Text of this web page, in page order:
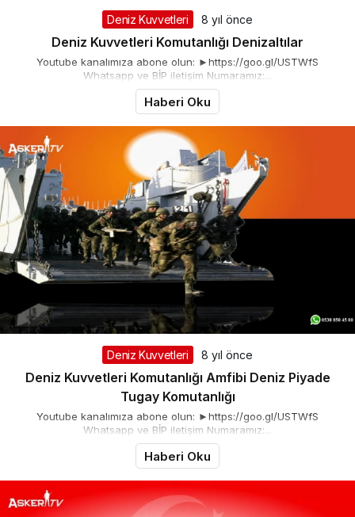
Deniz Kuvvetleri 8 yıl önce
Deniz Kuvvetleri Komutanlığı Denizaltılar
Youtube kanalımıza abone olun: ►https://goo.gl/USTWfS
Whatsapp ve BİP iletişim Numaramız:...
Haberi Oku
Deniz Kuvvetleri 8 yıl önce
Deniz Kuvvetleri Komutanlığı Amfibi Deniz Piyade
Tugay Komutanlığı
Youtube kanalımıza abone olun: ►https://goo.gl/USTWfS
Whatsapp ve BİP iletişim Numaramız:...
Haberi Oku